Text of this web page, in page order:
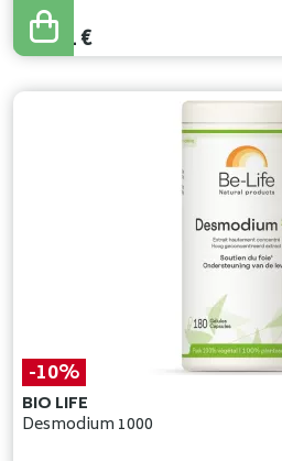
22,90
20,61€
-10%
BIO LIFE
Desmodium 1000